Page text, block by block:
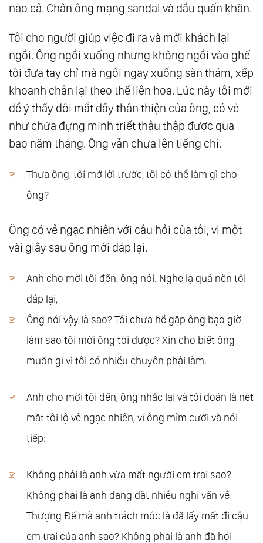
nào cả. Chân ông mạng sandal và đầu quấn khăn.
Tôi cho người giúp việc đi ra và mời khách lại
ngồi. Ông ngồi xuống nhưng không ngồi vào ghế
tôi đưa tay chỉ mà ngồi ngay xuống sàn thảm, xếp
khoanh chân lại theo thế liên hoa. Lúc này tôi mới
để ý thấy đôi mắt đầy thân thiện của ông, có vẻ
như chứa đựng minh triết thâu thập được qua
bao năm tháng. Ông vẫn chưa lên tiếng chi.
Thưa ông, tôi mở lời trước, tôi có thể làm gì cho
ông?
Ông có vẻ ngạc nhiên với câu hỏi của tôi, vì một
vài giây sau ông mới đáp lại.
Anh cho mời tôi đến, ông nói. Nghe lạ quá nên tôi
đáp lại,
Ông nói vậy là sao? Tôi chưa hề gặp ông bạo giờ
làm sao tôi mời ông tới được? Xin cho biết ông
muốn gì vì tôi có nhiều chuyên phải làm.
Anh cho mời tôi đến, ông nhắc lại và tôi đoán là nét
mặt tôi lộ vẻ ngạc nhiên, vì ông mỉm cười và nói
tiếp:
Không phải là anh vừa mất người em trai sao?
Không phải là anh đang đặt nhiều nghi vấn về
Thượng Đế mà anh trách móc là đã lấy mất đi cậu
em trai của anh sao? Không phải là anh đã hỏi